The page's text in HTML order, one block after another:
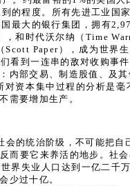
的程度。所有先进工业
最大的银行集团，拥有
，和时代沃尔纳（Time
Paper），成为世界
看到一连串的敌对收购
内部交易、制造股值、及
资本集中过程的分析是
需要增加生产。
的统治阶级，不可能把
而要它来养活的地步。社
界失业人口达到一亿二
少过十亿。